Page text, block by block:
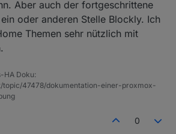
Aber auch der fortgeschrittene
oder anderen Stelle Blockly. Ich
Themen sehr nützlich mit
HA Doku:
topic/47478/dokumentation-einer-proxmox-
0